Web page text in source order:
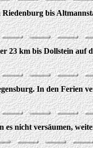
bis
23 km bis Dollstein auf
In den Ferien
es nicht versäumen,